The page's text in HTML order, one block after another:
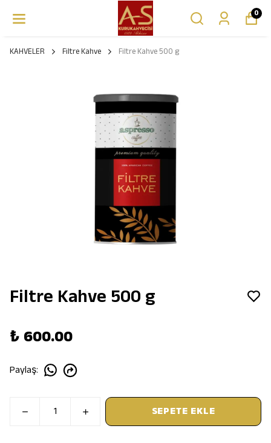
0
KAHVELER Filtre Kahve Filtre Kahve 500 g
Filtre Kahve 500 g
₺ 600.00
Paylaş:
SEPETE EKLE